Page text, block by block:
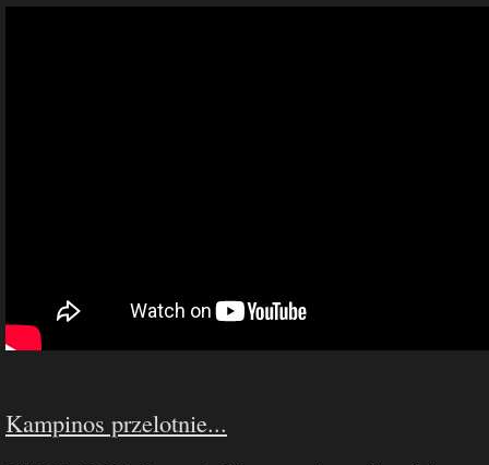
Kampinos przelotnie...